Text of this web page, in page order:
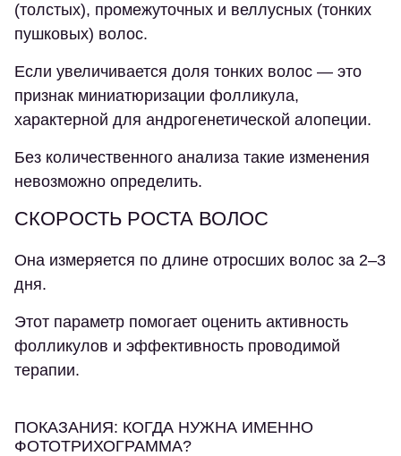
(толстых), промежуточных и веллусных (тонких
пушковых) волос.
Если увеличивается доля тонких волос — это
признак миниатюризации фолликула,
характерной для андрогенетической алопеции.
Без количественного анализа такие изменения
невозможно определить.
СКОРОСТЬ РОСТА ВОЛОС
Она измеряется по длине отросших волос за 2–3
дня.
Этот параметр помогает оценить активность
фолликулов и эффективность проводимой
терапии.
ПОКАЗАНИЯ: КОГДА НУЖНА ИМЕННО
ФОТОТРИХОГРАММА?